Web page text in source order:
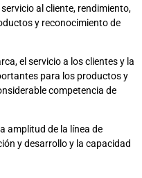
al cliente, rendimiento,
y reconocimiento de
el servicio a los clientes y la
para los productos y
competencia de
amplitud de la línea de
y desarrollo y la capacidad